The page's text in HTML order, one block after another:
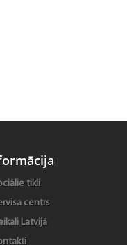
tikli
centrs
Latvijā